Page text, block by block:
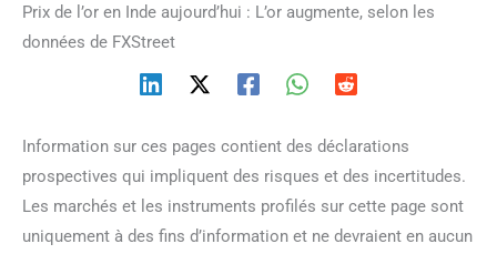
Prix de l’or en Inde aujourd’hui : L’or augmente, selon les
données de FXStreet
Information sur ces pages contient des déclarations
prospectives qui impliquent des risques et des incertitudes.
Les marchés et les instruments profilés sur cette page sont
uniquement à des fins d’information et ne devraient en aucun